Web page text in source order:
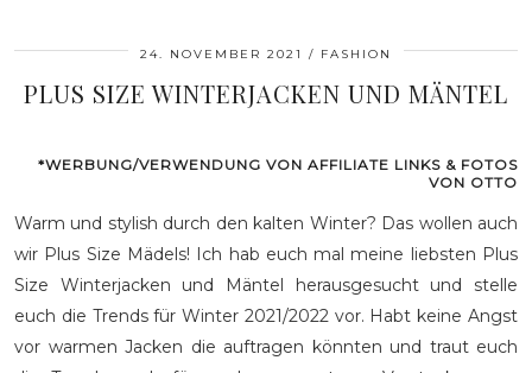
24. NOVEMBER 2021 FASHION
PLUS SIZE WINTERJACKEN UND MÄNTEL
*WERBUNG/VERWENDUNG VON AFFILIATE LINKS & FOTOS
VON OTTO
Warm und stylish durch den kalten Winter? Das wollen auch
wir Plus Size Mädels! Ich hab euch mal meine liebsten Plus
Size Winterjacken und Mäntel herausgesucht und stelle
euch die Trends für Winter 2021/2022 vor. Habt keine Angst
vor warmen Jacken die auftragen könnten und traut euch